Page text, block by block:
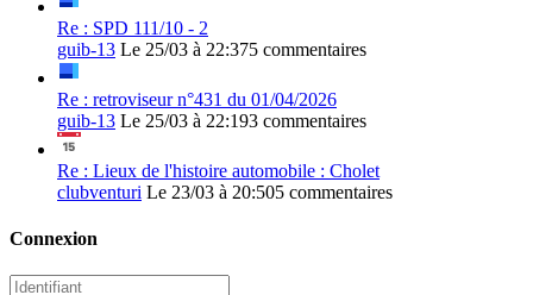
Re : SPD 111/10 - 2
guib-13 Le 25/03 à 22:375 commentaires
Re : retroviseur n°431 du 01/04/2026
guib-13 Le 25/03 à 22:193 commentaires
Re : Lieux de l'histoire automobile : Cholet
clubventuri Le 23/03 à 20:505 commentaires
Connexion